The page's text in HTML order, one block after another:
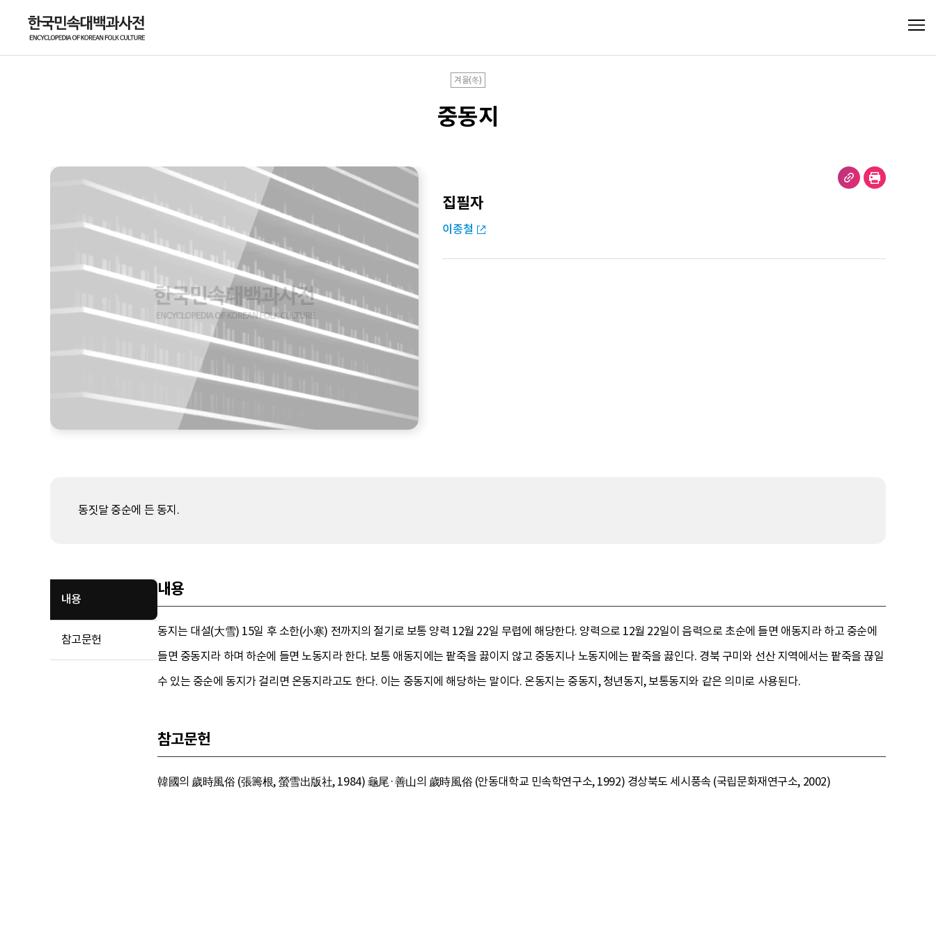
겨울(冬)
중동지
집필자
이종철
동짓달 중순에 든 동지.
내용
참고문헌
내용
동지는 대설(大雪) 15일 후 소한(小寒) 전까지의 절기로 보통 양력 12월 22일 무렵에 해당한다. 양력으로 12월 22일이 음력으로 초순에 들면 애동지라 하고 중순에
들면 중동지라 하며 하순에 들면 노동지라 한다. 보통 애동지에는 팥죽을 끓이지 않고 중동지나 노동지에는 팥죽을 끓인다. 경북 구미와 선산 지역에서는 팥죽을 끊일
수 있는 중순에 동지가 걸리면 온동지라고도 한다. 이는 중동지에 해당하는 말이다. 온동지는 중동지, 청년동지, 보통동지와 같은 의미로 사용된다.
참고문헌
韓國의 歲時風俗 (張籌根, 螢雪出版社, 1984) 龜尾·善山의 歲時風俗 (안동대학교 민속학연구소, 1992) 경상북도 세시풍속 (국립문화재연구소, 2002)